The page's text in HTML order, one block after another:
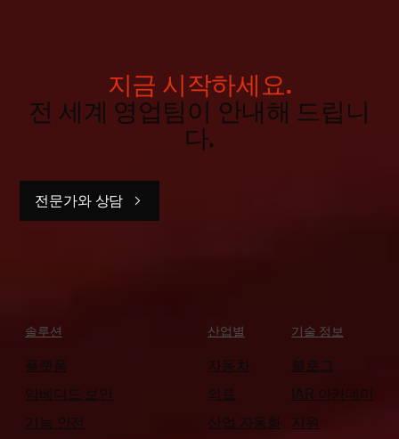
지금 시작하세요.
전 세계 영업팀이 안내해 드립니
다.
전문가와 상담
솔루션
플랫폼
임베디드 보안
기능 안전
산업별
자동차
의료
산업 자동화
기술 정보
블로그
IAR 아카데미
지원